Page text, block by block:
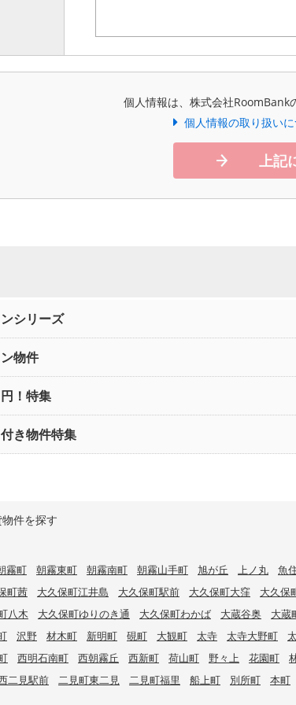
個人情報は、株式会社RoomBank
個人情報の取り扱い
上記
シリーズ
物件
！特集
き物件特集
件を探す
霧町 朝霧東町 朝霧南町 朝霧山手町 旭が丘 上ノ丸 魚
町茜 大久保町江井島 大久保町駅前 大久保町大窪 大久保
八木 大久保町ゆりのき通 大久保町わかば 大蔵谷奥 大蔵
沢野 材木町 新明町 硯町 大観町 太寺 太寺大野町
西明石南町 西朝霧丘 西新町 荷山町 野々上 花園町
二見駅前 二見町東二見 二見町福里 船上町 別所町 本町